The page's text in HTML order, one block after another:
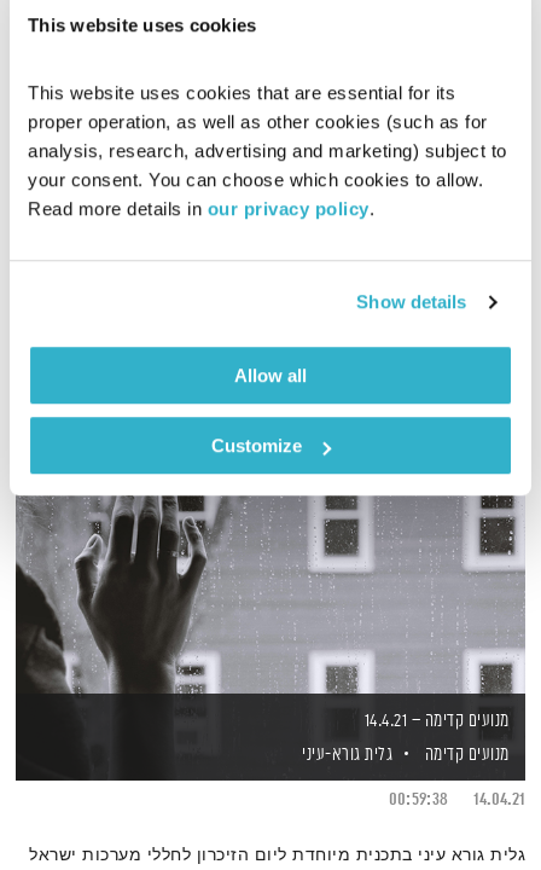
This website uses cookies
This website uses cookies that are essential for its
proper operation, as well as other cookies (such as for
analysis, research, advertising and marketing) subject to
your consent. You can choose which cookies to allow.
Read more details in our privacy policy.
Show details
Allow all
Customize
מנועים קדימה – 23.7.23
מנועים קדימה
גלית גורא-עיני
23.07.23
00:58:59
אודיו
מנועים קדימה – 14.4.21
מנועים קדימה
גלית גורא-עיני
14.04.21
00:59:38
גלית גורא עיני בתכנית מיוחדת ליום הזיכרון לחללי מערכות ישראל